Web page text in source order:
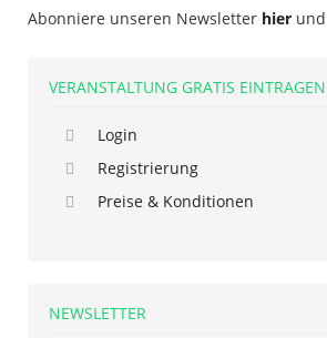
Abonniere unseren Newsletter hier
VERANSTALTUNG GRATIS EINTRAGEN
Login
Registrierung
Preise & Konditionen
NEWSLETTER